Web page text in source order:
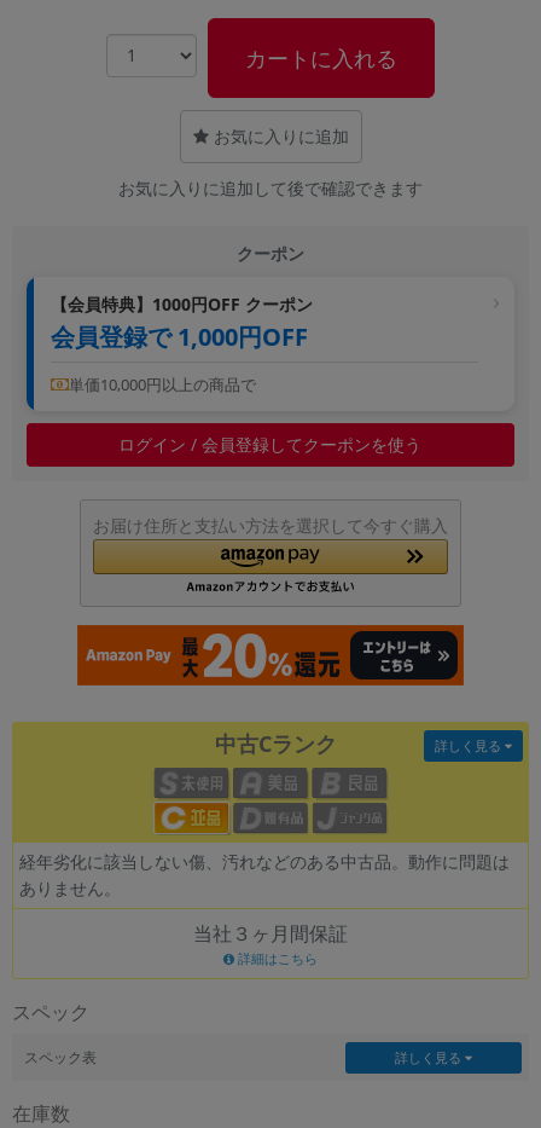
カートに入れる
お気に入りに追加
お気に入りに追加して後で確認できます
クーポン
【会員特典】1000円OFF クーポン
会員登録で 1,000円OFF
単価10,000円以上の商品で
ログイン / 会員登録してクーポンを使う
お届け住所と支払い方法を選択して今すぐ購入
中古Cランク
経年劣化に該当しない傷、汚れなどのある中古品。動作に問題は
ありません。
詳しく見る
当社３ヶ月間保証
詳細はこちら
スペック
スペック表 詳しく見る
在庫数
価格
円 ～
発売日
年 月 から
年 月 まで
各項目のチェックボックスは「or検索」となります。
ただし機能別のみ「and検索」となります。